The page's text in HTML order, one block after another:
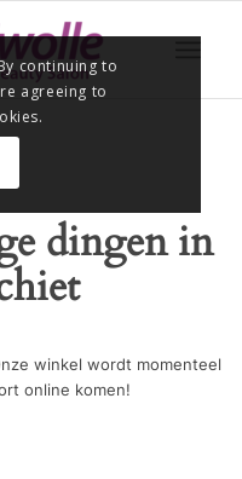
dingen in
winkel wordt momenteel
online komen!
continuing to
agreeing to